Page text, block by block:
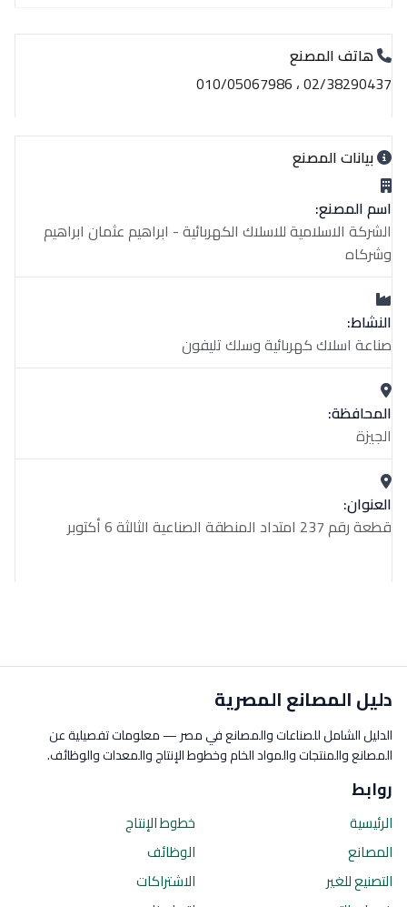
هاتف المصنع
02/38290437 ، 010/05067986
بيانات المصنع
اسم المصنع:
الشركة الاسلامية للاسلاك الكهربائية - ابراهيم عثمان ابراهيم
وشركاه
النشاط:
صناعة اسلاك كهربائية وسلك تليفون
المحافظة:
الجيزة
العنوان:
قطعة رقم 237 امتداد المنطقة الصناعية الثالثة 6 أكتوبر
دليل المصانع المصرية
الدليل الشامل للصناعات والمصانع في مصر — معلومات تفصيلية عن
المصانع والمنتجات والمواد الخام وخطوط الإنتاج والمعدات والوظائف.
روابط
الرئيسية
المصانع
التصنيع للغير
خطوط الإنتاج
الوظائف
الاشتراكات